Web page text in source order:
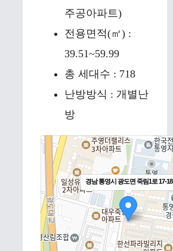
주공아파트)
전용면적(㎡) :
39.51~59.99
총 세대수 : 718
난방방식 : 개별난
방
경남 통영시 광도면 죽림1로 17-18